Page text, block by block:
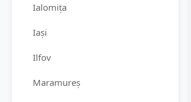
Ialomița
Iași
Ilfov
Maramureș